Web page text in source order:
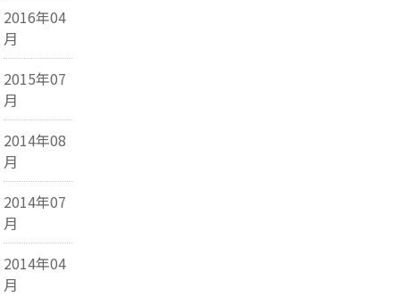
2016年04
月
2015年07
月
2014年08
月
2014年07
月
2014年04
月